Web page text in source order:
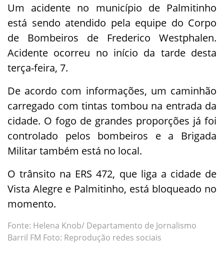
Um acidente no município de Palmitinho
está sendo atendido pela equipe do Corpo
de Bombeiros de Frederico Westphalen.
Acidente ocorreu no início da tarde desta
terça-feira, 7.
De acordo com informações, um caminhão
carregado com tintas tombou na entrada da
cidade. O fogo de grandes proporções já foi
controlado pelos bombeiros e a Brigada
Militar também está no local.
O trânsito na ERS 472, que liga a cidade de
Vista Alegre e Palmitinho, está bloqueado no
momento.
Fonte: Helena Knob/ Departamento de Jornalismo
Barril FM Foto: Reprodução redes sociais